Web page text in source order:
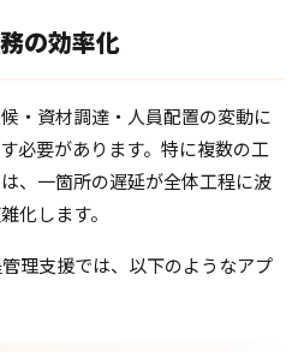
の効率化
・資材調達・人員配置の変動に
必要があります。特に複数の工
、一箇所の遅延が全体工程に波
化します。
理支援では、以下のようなアプ